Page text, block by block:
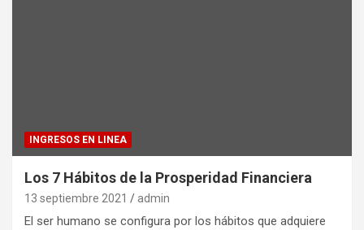
INGRESOS EN LINEA
Los 7 Hábitos de la Prosperidad Financiera
13 septiembre 2021 admin
El ser humano se configura por los hábitos que adquiere